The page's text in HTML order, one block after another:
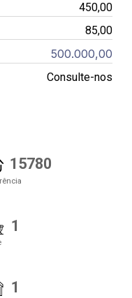
450,00
85,00
500.000,00
Consulte-nos
15780
1
1